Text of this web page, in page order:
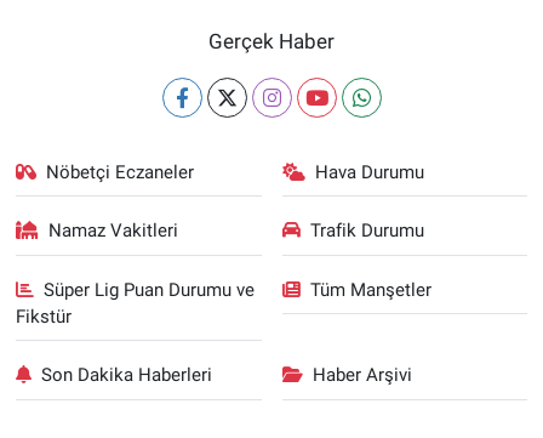
Gerçek Haber
Nöbetçi Eczaneler Hava Durumu
Namaz Vakitleri Trafik Durumu
Süper Lig Puan Durumu ve
Fikstür
Tüm Manşetler
Son Dakika Haberleri Haber Arşivi